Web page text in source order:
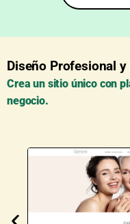
Diseño Profesional
Crea un sitio único con
negocio.